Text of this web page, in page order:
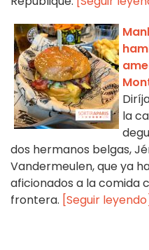
la
dos hermanos belgas,
Vandermeulen, que ya
aficionados a la comida
frontera. [Seguir leyendo]